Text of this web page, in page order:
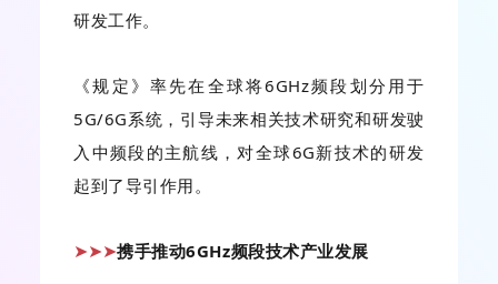
研发工作。
《规定》率先在全球将6GHz频段划分用于
5G/6G系统，引导未来相关技术研究和研发驶
入中频段的主航线，对全球6G新技术的研发
起到了导引作用。
➤➤➤携手推动6GHz频段技术产业发展